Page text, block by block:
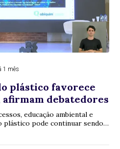
1 mês
plástico favorece
debatedores
educação ambiental e
plástico pode continuar sendo